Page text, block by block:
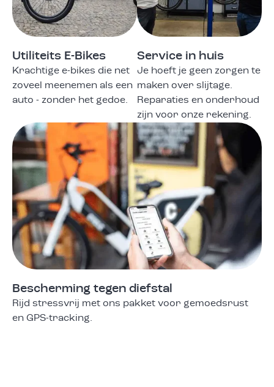
Utiliteits E-Bikes
Krachtige e-bikes die net
zoveel meenemen als een
auto - zonder het gedoe.
Service in huis
Je hoeft je geen zorgen te
maken over slijtage.
Reparaties en onderhoud
zijn voor onze rekening.
Bescherming tegen diefstal
Rijd stressvrij met ons pakket voor gemoedsrust
en GPS-tracking.